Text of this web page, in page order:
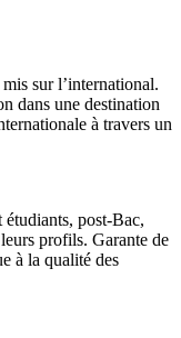
sur l’international.
dans une destination
à travers un
étudiants, post-Bac,
profils. Garante de
à la qualité des